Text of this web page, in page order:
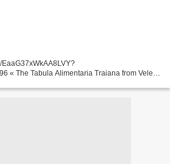
« The Tabula Alimentaria Traiana from Veleia